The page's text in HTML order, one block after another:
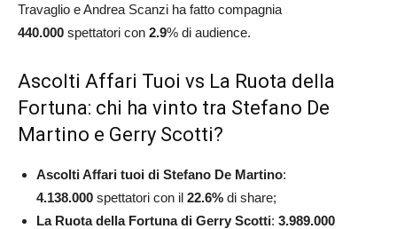
Travaglio e Andrea Scanzi ha fatto compagnia
440.000 spettatori con 2.9% di audience.
Ascolti Affari Tuoi vs La Ruota della
Fortuna: chi ha vinto tra Stefano De
Martino e Gerry Scotti?
Ascolti Affari tuoi di Stefano De Martino:
4.138.000 spettatori con il 22.6% di share;
La Ruota della Fortuna di Gerry Scotti: 3.989.000